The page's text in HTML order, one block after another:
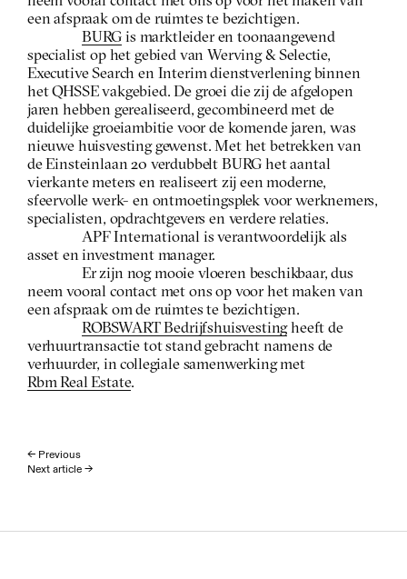
een afspraak om de ruimtes te bezichtigen.
BURG is marktleider en toonaangevend
specialist op het gebied van Werving & Selectie,
Executive Search en Interim dienstverlening binnen
het QHSSE vakgebied. De groei die zij de afgelopen
jaren hebben gerealiseerd, gecombineerd met de
duidelijke groeiambitie voor de komende jaren, was
nieuwe huisvesting gewenst. Met het betrekken van
de Einsteinlaan 20 verdubbelt BURG het aantal
vierkante meters en realiseert zij een moderne,
sfeervolle werk- en ontmoetingsplek voor werknemers,
specialisten, opdrachtgevers en verdere relaties.
APF International is verantwoordelijk als
asset en investment manager.
Er zijn nog mooie vloeren beschikbaar, dus
neem vooral contact met ons op voor het maken van
een afspraak om de ruimtes te bezichtigen.
ROBSWART Bedrijfshuisvesting heeft de
verhuurtransactie tot stand gebracht namens de
verhuurder, in collegiale samenwerking met
Rbm Real Estate.
← Previous
Next article →